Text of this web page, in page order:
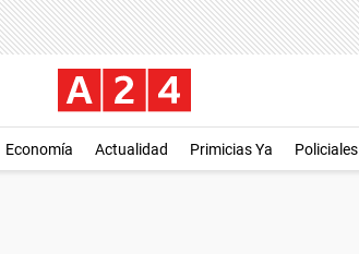
Economía Actualidad Primicias Ya Policiales